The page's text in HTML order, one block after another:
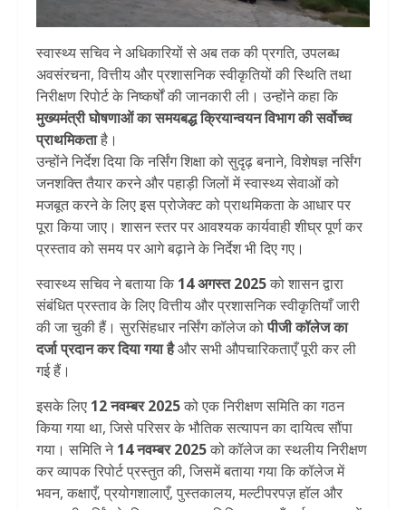
स्वास्थ्य सचिव ने अधिकारियों से अब तक की प्रगति, उपलब्ध
अवसंरचना, वित्तीय और प्रशासनिक स्वीकृतियों की स्थिति तथा
निरीक्षण रिपोर्ट के निष्कर्षों की जानकारी ली। उन्होंने कहा कि
मुख्यमंत्री घोषणाओं का समयबद्ध क्रियान्वयन विभाग की सर्वोच्च
प्राथमिकताहै।
उन्होंने निर्देश दिया कि नर्सिंग शिक्षा को सुदृढ़ बनाने, विशेषज्ञ नर्सिंग
जनशक्ति तैयार करने और पहाड़ी जिलों में स्वास्थ्य सेवाओं को
मजबूत करने के लिए इस प्रोजेक्ट को प्राथमिकता के आधार पर
पूरा किया जाए। शासन स्तर पर आवश्यक कार्यवाही शीघ्र पूर्ण कर
प्रस्ताव को समय पर आगे बढ़ाने के निर्देश भी दिए गए।
स्वास्थ्य सचिव ने बताया कि 14 अगस्त 2025को शासन द्वारा
संबंधित प्रस्ताव के लिए वित्तीय और प्रशासनिक स्वीकृतियाँ जारी
की जा चुकी हैं। सुरसिंहधार नर्सिंग कॉलेज कोपीजी कॉलेज का
दर्जा प्रदान कर दिया गया हैऔर सभी औपचारिकताएँ पूरी कर ली
गई हैं।
इसके लिए 12 नवम्बर 2025को एक निरीक्षण समिति का गठन
किया गया था, जिसे परिसर के भौतिक सत्यापन का दायित्व सौंपा
गया। समिति ने14 नवम्बर 2025को कॉलेज का स्थलीय निरीक्षण
कर व्यापक रिपोर्ट प्रस्तुत की, जिसमें बताया गया कि कॉलेज में
भवन, कक्षाएँ, प्रयोगशालाएँ, पुस्तकालय, मल्टीपरपज़ हॉल और